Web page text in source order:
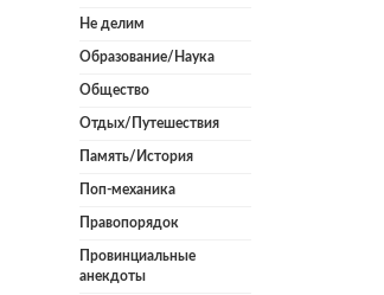
Не делим
Образование/Наука
Общество
Отдых/Путешествия
Память/История
Поп-механика
Правопорядок
Провинциальные
анекдоты